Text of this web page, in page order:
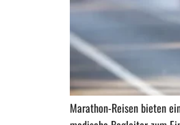
Marathon-Reisen bieten